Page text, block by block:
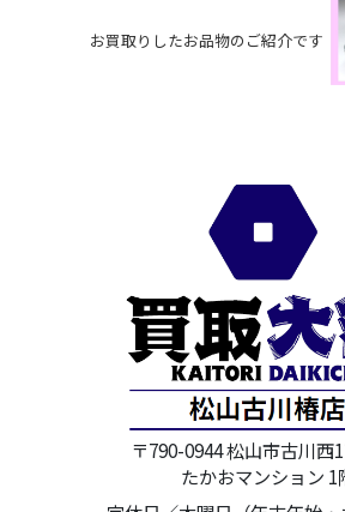
お買取りしたお品物のご紹介です
〒790-0944 松山市古川西
たかおマンション 1